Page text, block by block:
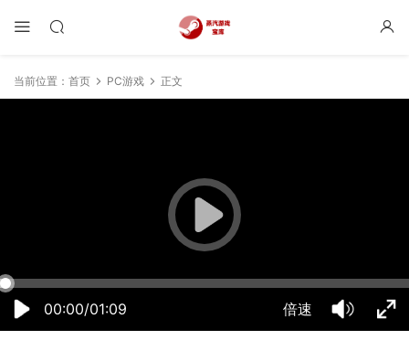
当前位置： 首页 PC游戏 正文
00:00/01:09 倍速
50% 75% 100%